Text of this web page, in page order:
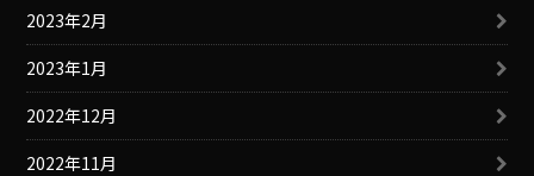
2023年2月
2023年1月
2022年12月
2022年11月